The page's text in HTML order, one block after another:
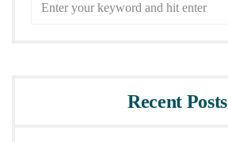
Recent Posts